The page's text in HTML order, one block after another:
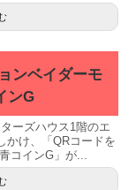
ンベイダーモ
ンG
ーズハウス1階のエ
かけ、「QRコードを
コインG」が...